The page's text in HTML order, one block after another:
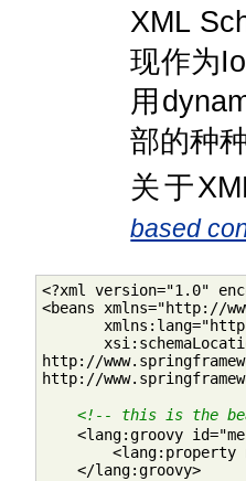
XML
现作为
用
部的种
关于
based
<?xml version="1.0"
<beans xmlns="http://
http://
http://
<!-- this is the
<lang:groovy
<lang:property
    </lang:groovy>